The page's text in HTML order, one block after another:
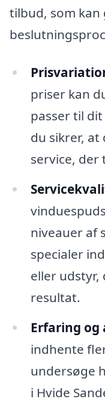
tilbud, som kan
priser kan
passer til
du sikrer,
service, der
niveauer af
specialer
eller udstyr,
resultat.
Erfaring og
indhente
undersøge
i Hvide